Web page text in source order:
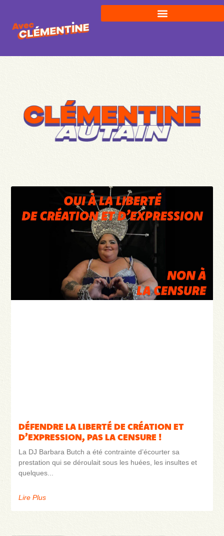
DÉFENDRE LA LIBERTÉ DE CRÉATION ET
D’EXPRESSION, PAS LA CENSURE !
La DJ Barbara Butch a été contrainte d’écourter sa
prestation qui se déroulait sous les huées, les insultes et
quelques
Lire Plus